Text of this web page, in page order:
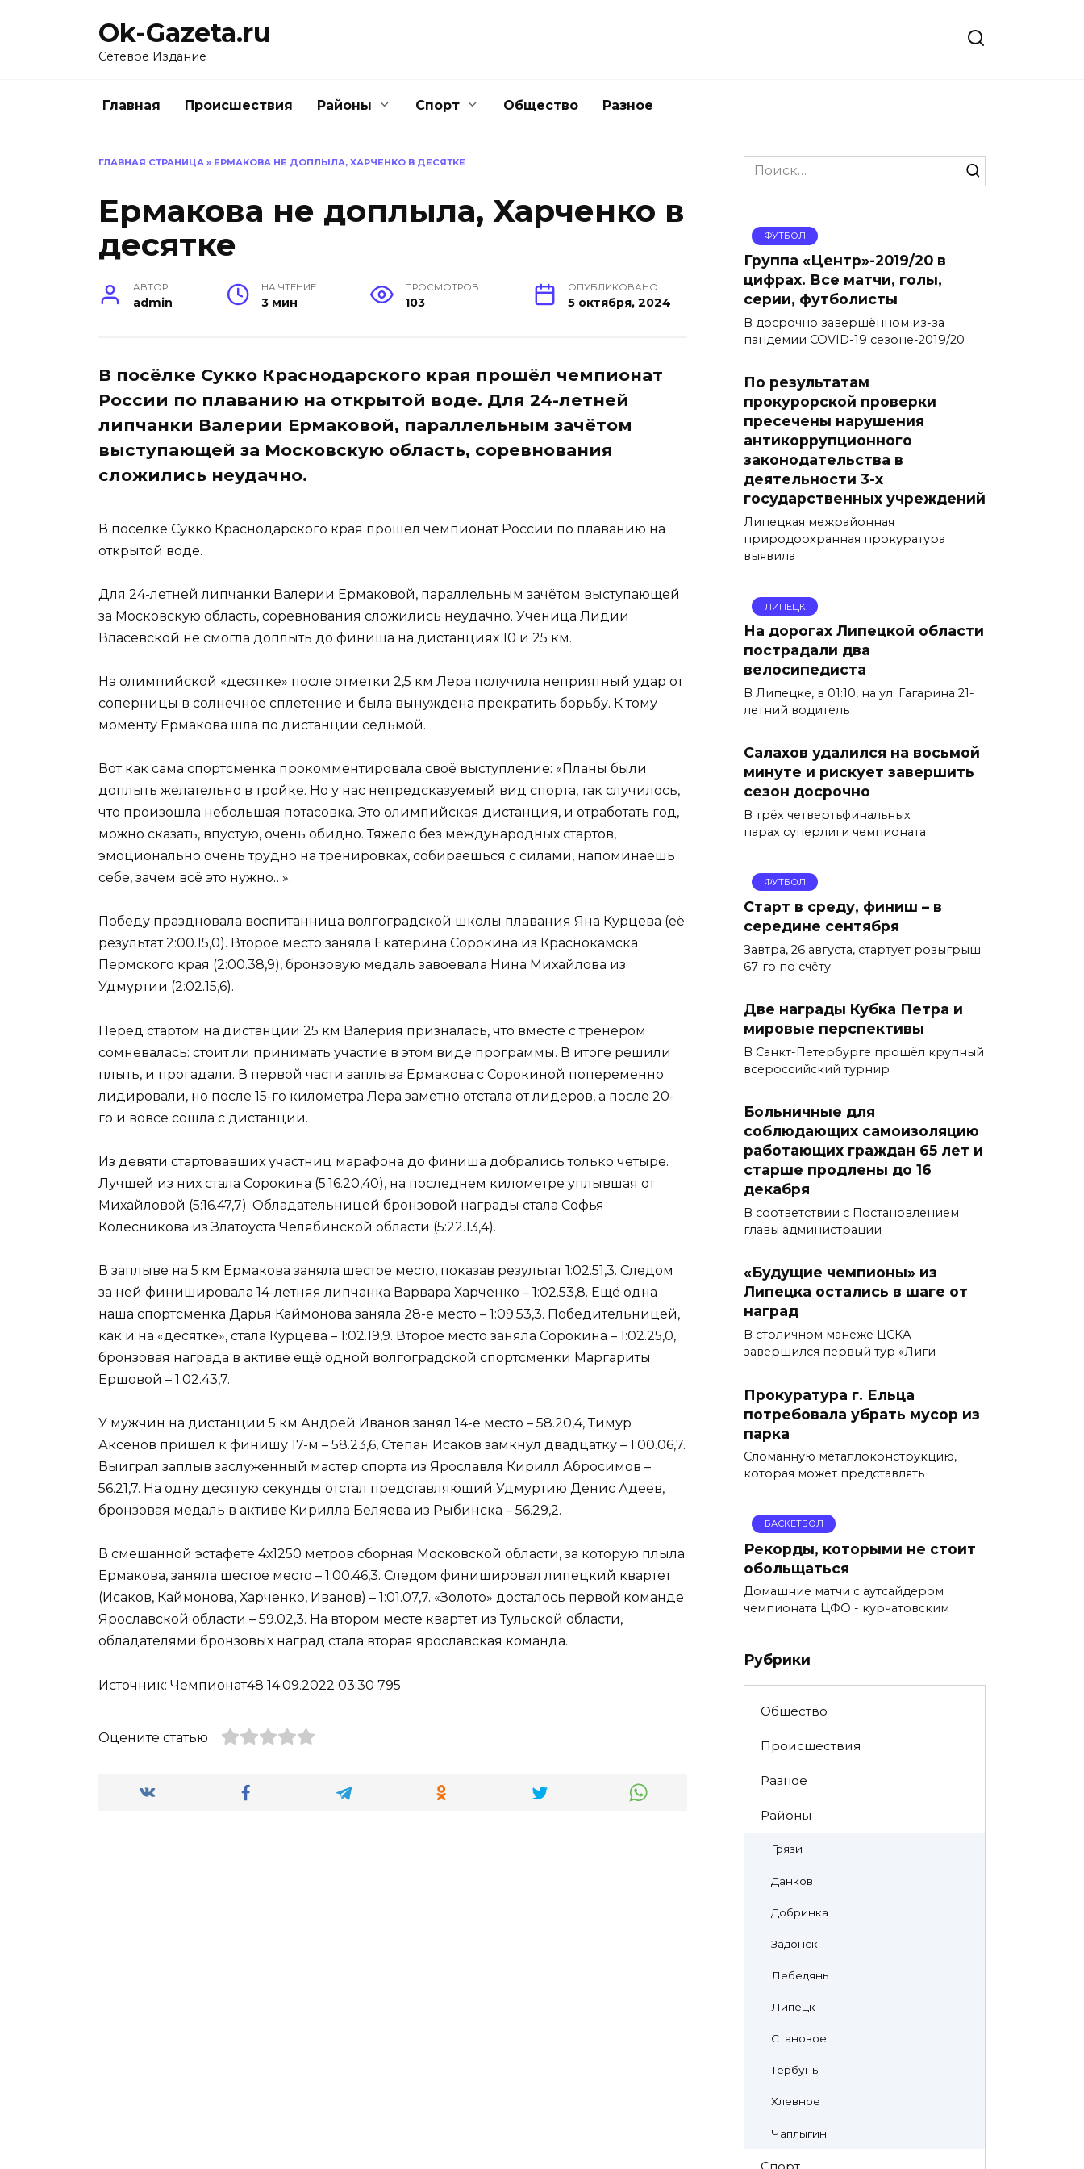
Ok-Gazeta.ru
Сетевое Издание
Главная Происшествия Районы Спорт Общество Разное
ГЛАВНАЯ СТРАНИЦА » ЕРМАКОВА НЕ ДОПЛЫЛА, ХАРЧЕНКО В ДЕСЯТКЕ
Ермакова не доплыла, Харченко в
десятке
АВТОР
admin
НА ЧТЕНИЕ
3 мин
ПРОСМОТРОВ
103
ОПУБЛИКОВАНО
5 октября, 2024
В посёлке Сукко Краснодарского края прошёл чемпионат
России по плаванию на открытой воде. Для 24-летней
липчанки Валерии Ермаковой, параллельным зачётом
выступающей за Московскую область, соревнования
сложились неудачно.
В посёлке Сукко Краснодарского края прошёл чемпионат России по плаванию на
открытой воде.
Для 24-летней липчанки Валерии Ермаковой, параллельным зачётом выступающей
за Московскую область, соревнования сложились неудачно. Ученица Лидии
Власевской не смогла доплыть до финиша на дистанциях 10 и 25 км.
На олимпийской «десятке» после отметки 2,5 км Лера получила неприятный удар от
соперницы в солнечное сплетение и была вынуждена прекратить борьбу. К тому
моменту Ермакова шла по дистанции седьмой.
Вот как сама спортсменка прокомментировала своё выступление: «Планы были
доплыть желательно в тройке. Но у нас непредсказуемый вид спорта, так случилось,
что произошла небольшая потасовка. Это олимпийская дистанция, и отработать год,
можно сказать, впустую, очень обидно. Тяжело без международных стартов,
эмоционально очень трудно на тренировках, собираешься с силами, напоминаешь
себе, зачем всё это нужно…».
Победу праздновала воспитанница волгоградской школы плавания Яна Курцева (её
результат 2:00.15,0). Второе место заняла Екатерина Сорокина из Краснокамска
Пермского края (2:00.38,9), бронзовую медаль завоевала Нина Михайлова из
Удмуртии (2:02.15,6).
Перед стартом на дистанции 25 км Валерия призналась, что вместе с тренером
сомневалась: стоит ли принимать участие в этом виде программы. В итоге решили
плыть, и прогадали. В первой части заплыва Ермакова с Сорокиной попеременно
лидировали, но после 15-го километра Лера заметно отстала от лидеров, а после 20-
го и вовсе сошла с дистанции.
Из девяти стартовавших участниц марафона до финиша добрались только четыре.
Лучшей из них стала Сорокина (5:16.20,40), на последнем километре уплывшая от
Михайловой (5:16.47,7). Обладательницей бронзовой награды стала Софья
Колесникова из Златоуста Челябинской области (5:22.13,4).
В заплыве на 5 км Ермакова заняла шестое место, показав результат 1:02.51,3. Следом
за ней финишировала 14-летняя липчанка Варвара Харченко – 1:02.53,8. Ещё одна
наша спортсменка Дарья Каймонова заняла 28-е место – 1:09.53,3. Победительницей,
как и на «десятке», стала Курцева – 1:02.19,9. Второе место заняла Сорокина – 1:02.25,0,
бронзовая награда в активе ещё одной волгоградской спортсменки Маргариты
Ершовой – 1:02.43,7.
У мужчин на дистанции 5 км Андрей Иванов занял 14-е место – 58.20,4, Тимур
Аксёнов пришёл к финишу 17-м – 58.23,6, Степан Исаков замкнул двадцатку – 1:00.06,7.
Выиграл заплыв заслуженный мастер спорта из Ярославля Кирилл Абросимов –
56.21,7. На одну десятую секунды отстал представляющий Удмуртию Денис Адеев,
бронзовая медаль в активе Кирилла Беляева из Рыбинска – 56.29,2.
В смешанной эстафете 4х1250 метров сборная Московской области, за которую плыла
Ермакова, заняла шестое место – 1:00.46,3. Следом финишировал липецкий квартет
(Исаков, Каймонова, Харченко, Иванов) – 1:01.07,7. «Золото» досталось первой команде
Ярославской области – 59.02,3. На втором месте квартет из Тульской области,
обладателями бронзовых наград стала вторая ярославская команда.
Источник: Чемпионат48 14.09.2022 03:30 795
Оцените статью
Search
for:
ФУТБОЛ
Группа «Центр»-2019/20 в
цифрах. Все матчи, голы,
серии, футболисты
В досрочно завершённом из-за
пандемии COVID-19 сезоне-2019/20
По результатам
прокурорской проверки
пресечены нарушения
антикоррупционного
законодательства в
деятельности 3-х
государственных учреждений
Липецкая межрайонная
природоохранная прокуратура
выявила
ЛИПЕЦК
На дорогах Липецкой области
пострадали два
велосипедиста
В Липецке, в 01:10, на ул. Гагарина 21-
летний водитель
Салахов удалился на восьмой
минуте и рискует завершить
сезон досрочно
В трёх четвертьфинальных
парах суперлиги чемпионата
ФУТБОЛ
Старт в среду, финиш – в
середине сентября
Завтра, 26 августа, стартует розыгрыш
67-го по счёту
Две награды Кубка Петра и
мировые перспективы
В Санкт-Петербурге прошёл крупный
всероссийский турнир
Больничные для
соблюдающих самоизоляцию
работающих граждан 65 лет и
старше продлены до 16
декабря
В соответствии с Постановлением
главы администрации
«Будущие чемпионы» из
Липецка остались в шаге от
наград
В столичном манеже ЦСКА
завершился первый тур «Лиги
Прокуратура г. Ельца
потребовала убрать мусор из
парка
Сломанную металлоконструкцию,
которая может представлять
БАСКЕТБОЛ
Рекорды, которыми не стоит
обольщаться
Домашние матчи с аутсайдером
чемпионата ЦФО - курчатовским
Рубрики
Общество
Происшествия
Разное
Районы
Грязи
Данков
Добринка
Задонск
Лебедянь
Липецк
Становое
Тербуны
Хлевное
Чаплыгин